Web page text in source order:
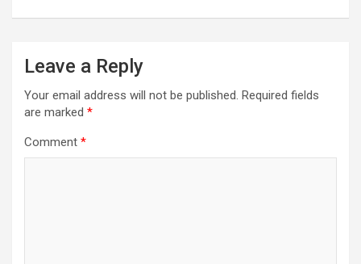
Leave a Reply
Your email address will not be published. Required fields
are marked *
Comment *